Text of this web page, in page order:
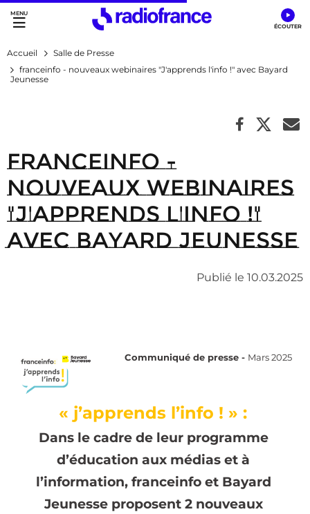
Accès direct :
Menu principal
Contenu
Accueil
Salle de Presse
franceinfo - nouveaux webinaires "J'apprends l'info !" avec Bayard
Jeunesse
franceinfo -
nouveaux webinaires
"J'apprends l'info !"
avec Bayard Jeunesse
Publié le 10.03.2025
Communiqué de presse - Mars 2025
« j’apprends l’info ! » :
Dans le cadre de leur programme
d’éducation aux médias et à
l’information, franceinfo et Bayard
Jeunesse proposent 2 nouveaux